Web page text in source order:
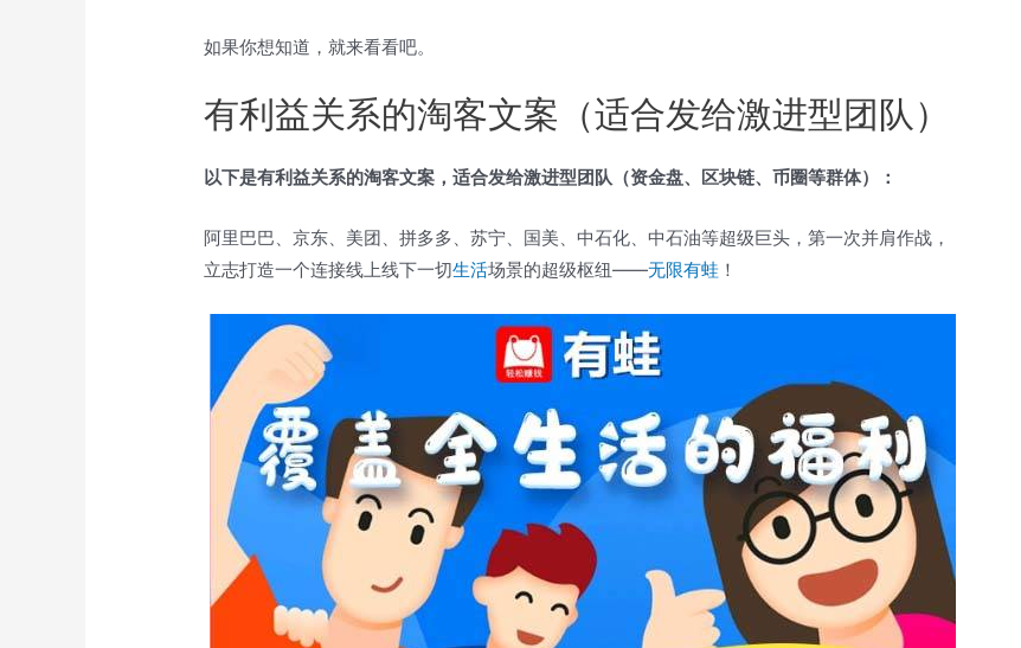
如果你想知道，就来看看吧。
有利益关系的淘客文案（适合发给激进型团队）
以下是有利益关系的淘客文案，适合发给激进型团队（资金盘、区块链、币圈等群体）：
阿里巴巴、京东、美团、拼多多、苏宁、国美、中石化、中石油等超级巨头，第一次并肩作战，
立志打造一个连接线上线下一切生活场景的超级枢纽——无限有蛙 ！